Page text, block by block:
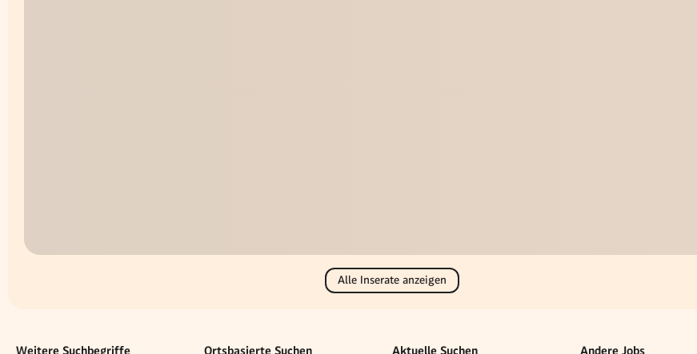
Alle Inserate anzeigen
Weitere Suchbegriffe Ortsbasierte Suchen Aktuelle Suchen Andere Jobs